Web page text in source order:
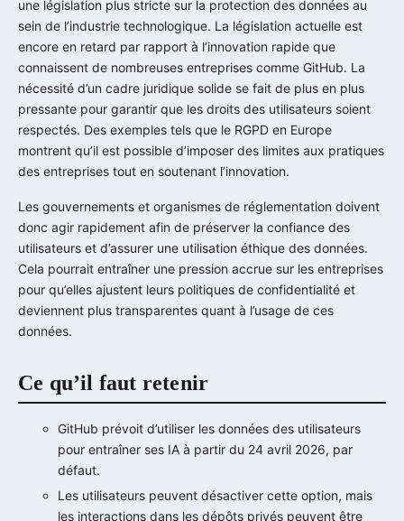
une législation plus stricte sur la protection des données au
sein de l’industrie technologique. La législation actuelle est
encore en retard par rapport à l’innovation rapide que
connaissent de nombreuses entreprises comme GitHub. La
nécessité d’un cadre juridique solide se fait de plus en plus
pressante pour garantir que les droits des utilisateurs soient
respectés. Des exemples tels que le RGPD en Europe
montrent qu’il est possible d’imposer des limites aux pratiques
des entreprises tout en soutenant l’innovation.
Les gouvernements et organismes de réglementation doivent
donc agir rapidement afin de préserver la confiance des
utilisateurs et d’assurer une utilisation éthique des données.
Cela pourrait entraîner une pression accrue sur les entreprises
pour qu’elles ajustent leurs politiques de confidentialité et
deviennent plus transparentes quant à l’usage de ces
données.
Ce qu’il faut retenir
GitHub prévoit d’utiliser les données des utilisateurs
pour entraîner ses IA à partir du 24 avril 2026, par
défaut.
Les utilisateurs peuvent désactiver cette option, mais
les interactions dans les dépôts privés peuvent être